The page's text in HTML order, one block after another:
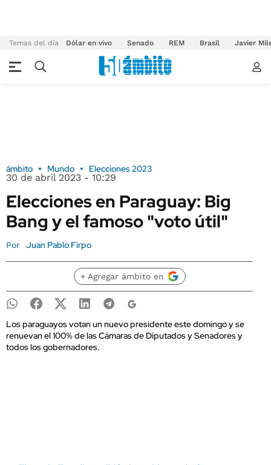
Temas del día Dólar en vivo Senado REM Brasil Javier
ámbito Mundo Elecciones 2023
30 de abril 2023 - 10:29
Elecciones en Paraguay: Big
Bang y el famoso "voto útil"
Por Juan Pablo Firpo
+ Agregar ámbito en
Los paraguayos votan un nuevo presidente este domingo y se
renuevan el 100% de las Cámaras de Diputados y Senadores y
todos los gobernadores.